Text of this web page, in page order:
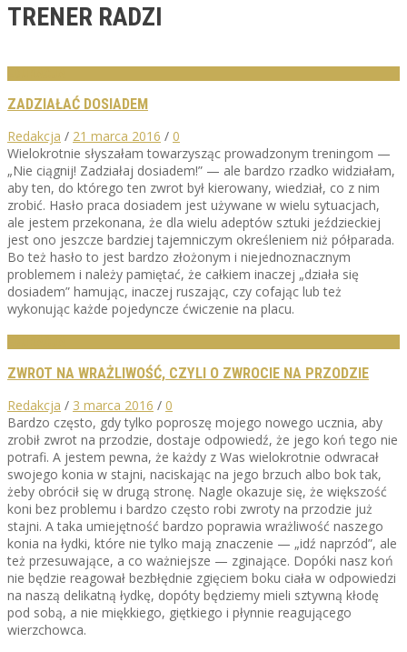
TRENER RADZI
ZADZIAŁAĆ DOSIADEM
Redakcja / 21 marca 2016 / 0
Wielokrotnie słyszałam towarzysząc prowadzonym treningom —
„Nie ciągnij! Zadziałaj dosiadem!” — ale bardzo rzadko widziałam,
aby ten, do którego ten zwrot był kierowany, wiedział, co z nim
zrobić. Hasło praca dosiadem jest używane w wielu sytuacjach,
ale jestem przekonana, że dla wielu adeptów sztuki jeździeckiej
jest ono jeszcze bardziej tajemniczym określeniem niż półparada.
Bo też hasło to jest bardzo złożonym i niejednoznacznym
problemem i należy pamiętać, że całkiem inaczej „działa się
dosiadem” hamując, inaczej ruszając, czy cofając lub też
wykonując każde pojedyncze ćwiczenie na placu.
ZWROT NA WRAŻLIWOŚĆ, CZYLI O ZWROCIE NA PRZODZIE
Redakcja / 3 marca 2016 / 0
Bardzo często, gdy tylko poproszę mojego nowego ucznia, aby
zrobił zwrot na przodzie, dostaje odpowiedź, że jego koń tego nie
potrafi. A jestem pewna, że każdy z Was wielokrotnie odwracał
swojego konia w stajni, naciskając na jego brzuch albo bok tak,
żeby obrócił się w drugą stronę. Nagle okazuje się, że większość
koni bez problemu i bardzo często robi zwroty na przodzie już
stajni. A taka umiejętność bardzo poprawia wrażliwość naszego
konia na łydki, które nie tylko mają znaczenie — „idź naprzód”, ale
też przesuwające, a co ważniejsze — zginające. Dopóki nasz koń
nie będzie reagował bezbłędnie zgięciem boku ciała w odpowiedzi
na naszą delikatną łydkę, dopóty będziemy mieli sztywną kłodę
pod sobą, a nie miękkiego, giętkiego i płynnie reagującego
wierzchowca.